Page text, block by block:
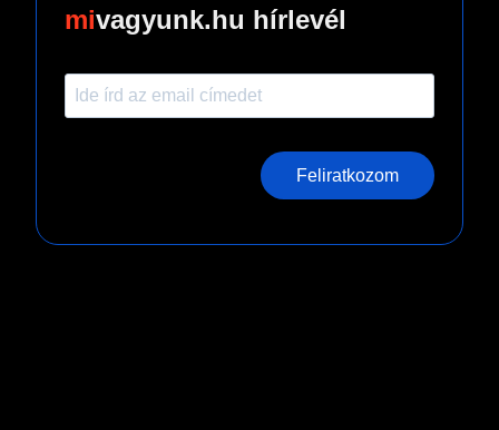
vagyunk.hu hírlevél
Feliratkozom